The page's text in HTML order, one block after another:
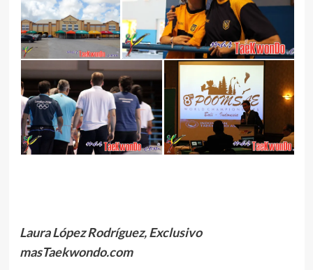
Laura López Rodríguez, Exclusivo
masTaekwondo.com